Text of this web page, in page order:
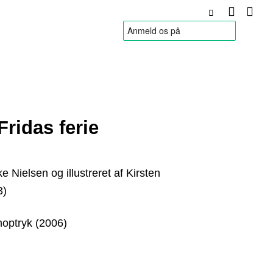
ferie
Nielsen og illustreret af Kirsten
(2006)